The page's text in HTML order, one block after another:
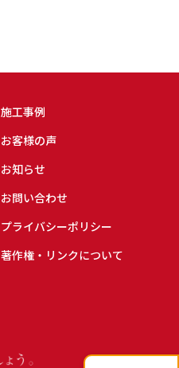
施工事例
お客様の声
お知らせ
お問い合わせ
プライバシーポリシー
著作権・リンクについて